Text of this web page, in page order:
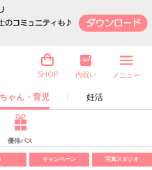
ゃん・育児 妊活
SHOP 内祝い メニュー
優待パス
キャンペーン 写真スタジオ